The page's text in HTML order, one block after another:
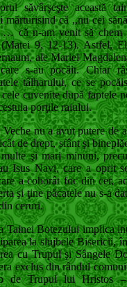
săvârşeşte această
mărturisind că ,,nu cei
că n-am venit să chem
9, 12-13). Astfel,
ale Mariei
s-au pocăit. Chiar
tâlharului, ce se
cuvenite după faptele
porţile raiului.
nu a avut putere de
de drept, sfânt şi
şi mari minuni,
Isus Navi, care a oprit
a coborât foc din cer,
şi ţine păcatele nu s-a
ceruri.
Tainei Botezului implica
la slujbele Bisericii,
cu Trupul şi Sângele
exclus din rândul
de Trupul lui Hristos